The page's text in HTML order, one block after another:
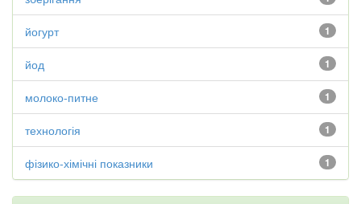
1
йогурт
1
йод
1
молоко-питне
1
технологія
1
фізико-хімічні показники